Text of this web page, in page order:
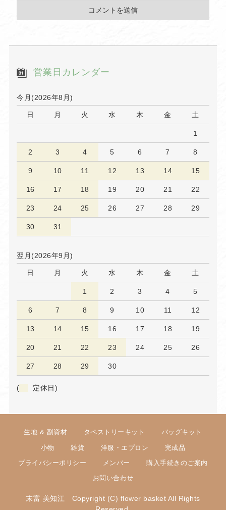
営業日カレンダー
今月(2026年8月)
日 月 火 水 木 金 土
1
2 3 4 5 6 7 8
9 10 11 12 13 14 15
16 17 18 19 20 21 22
23 24 25 26 27 28 29
30 31
翌月(2026年9月)
日 月 火 水 木 金 土
1 2 3 4 5
6 7 8 9 10 11 12
13 14 15 16 17 18 19
20 21 22 23 24 25 26
27 28 29 30
( 定休日)
生地 & 副資材 タペストリーキット バッグキット
小物 雑貨 洋服・エプロン 完成品
プライバシーポリシー メンバー 購入手続きのご案内
お問い合わせ
末富 美知江 Copyright (C) flower basket All Rights